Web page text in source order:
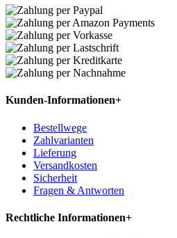
Kunden-Informationen+
Bestellwege
Zahlvarianten
Lieferung
Versandkosten
Sicherheit
Fragen & Antworten
Rechtliche Informationen+